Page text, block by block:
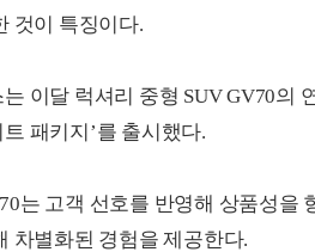
것이 특징이다.
이달 럭셔리 중형 SUV GV70의
패키지’를 출시했다.
는 고객 선호를 반영해 상품성을
차별화된 경험을 제공한다.